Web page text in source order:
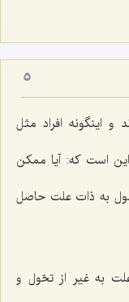
5
و اینگونه افراد مثل
است كه: آیا ممكن
به ذات علت حاصل
به غیر از تحّول و